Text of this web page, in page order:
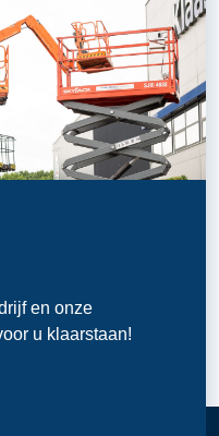
en onze
u klaarstaan!